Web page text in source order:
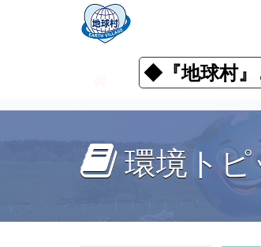
◆『地球村』
お知らせ 環境情
環境トピ